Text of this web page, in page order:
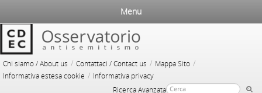
Chi siamo / About us / Contattaci / Contact us / Mappa Sito /
Informativa estesa cookie / Informativa privacy
Ricerca Avanzata
Menu